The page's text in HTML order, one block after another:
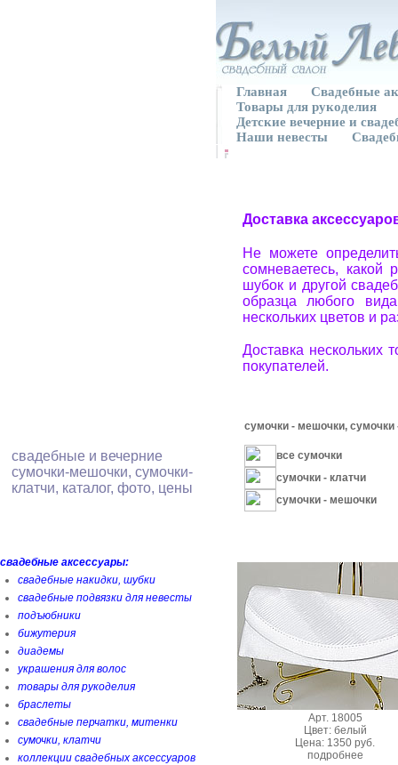
свадебные и вечерние
сумочки-мешочки, сумочки-
клатчи, каталог, фото, цены
свадебные аксессуары:
свадебные накидки, шубки
свадебные подвязки для невесты
подъюбники
бижутерия
диадемы
украшения для волос
товары для рукоделия
браслеты
свадебные перчатки, митенки
сумочки, клатчи
коллекции свадебных аксессуаров
Главная
Свадебные
Товары для рукоделия
Детские вечерние и
Наши невесты
Доставка
Не можете
сомневаетесь, какой
шубок и другой
образца любого
нескольких цветов и
Доставка нескольких
покупателей.
сумочки - мешочки, сумочки
все сумочки
сумочки - клатчи
сумочки - мешочки
Арт. 18005
Цвет: белый
Цена: 1350 руб.
подробнее